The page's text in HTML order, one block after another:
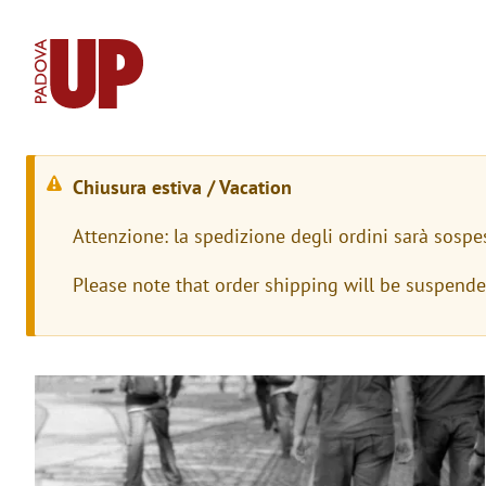
W
r
n
i
n
g
Chiusura estiva / Vacation
Attenzione: la spedizione degli ordini sarà
Please note that order shipping will be
Immagine